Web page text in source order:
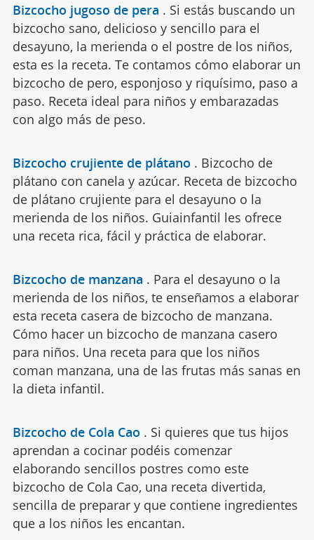
Bizcocho jugoso de pera . Si estás buscando un
bizcocho sano, delicioso y sencillo para el
desayuno, la merienda o el postre de los niños,
esta es la receta. Te contamos cómo elaborar un
bizcocho de pero, esponjoso y riquísimo, paso a
paso. Receta ideal para niños y embarazadas
con algo más de peso.
Bizcocho crujiente de plátano . Bizcocho de
plátano con canela y azúcar. Receta de bizcocho
de plátano crujiente para el desayuno o la
merienda de los niños. Guiainfantil les ofrece
una receta rica, fácil y práctica de elaborar.
Bizcocho de manzana . Para el desayuno o la
merienda de los niños, te enseñamos a elaborar
esta receta casera de bizcocho de manzana.
Cómo hacer un bizcocho de manzana casero
para niños. Una receta para que los niños
coman manzana, una de las frutas más sanas en
la dieta infantil.
Bizcocho de Cola Cao . Si quieres que tus hijos
aprendan a cocinar podéis comenzar
elaborando sencillos postres como este
bizcocho de Cola Cao, una receta divertida,
sencilla de preparar y que contiene ingredientes
que a los niños les encantan.